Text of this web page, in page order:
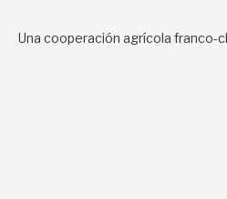
Una cooperación agrícola franco-